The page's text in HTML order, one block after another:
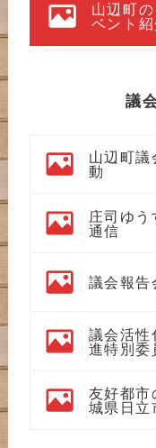
山辺町の
ベント紹
議
山辺町議
動
庄司ゆう
通信
議会報告
議会活性
進特別委
友好都市
城県日立